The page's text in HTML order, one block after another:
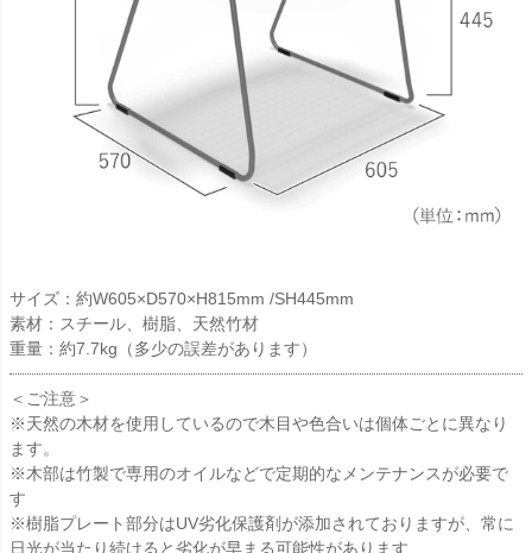
サイズ：約W605×D570×H815mm /SH445mm
素材：スチール、樹脂、天然竹材
重量：約7.7kg（多少の誤差があります）
＜ご注意＞
※天然の木材を使用しているので木目や色合いは個体ごとに異なり
ます。
※木部は竹製で専用のオイルなどで定期的なメンテナンスが必要で
す
※樹脂プレート部分はUV劣化保護剤が添加されておりますが、常に
日光が当たり続けると劣化が早まる可能性があります